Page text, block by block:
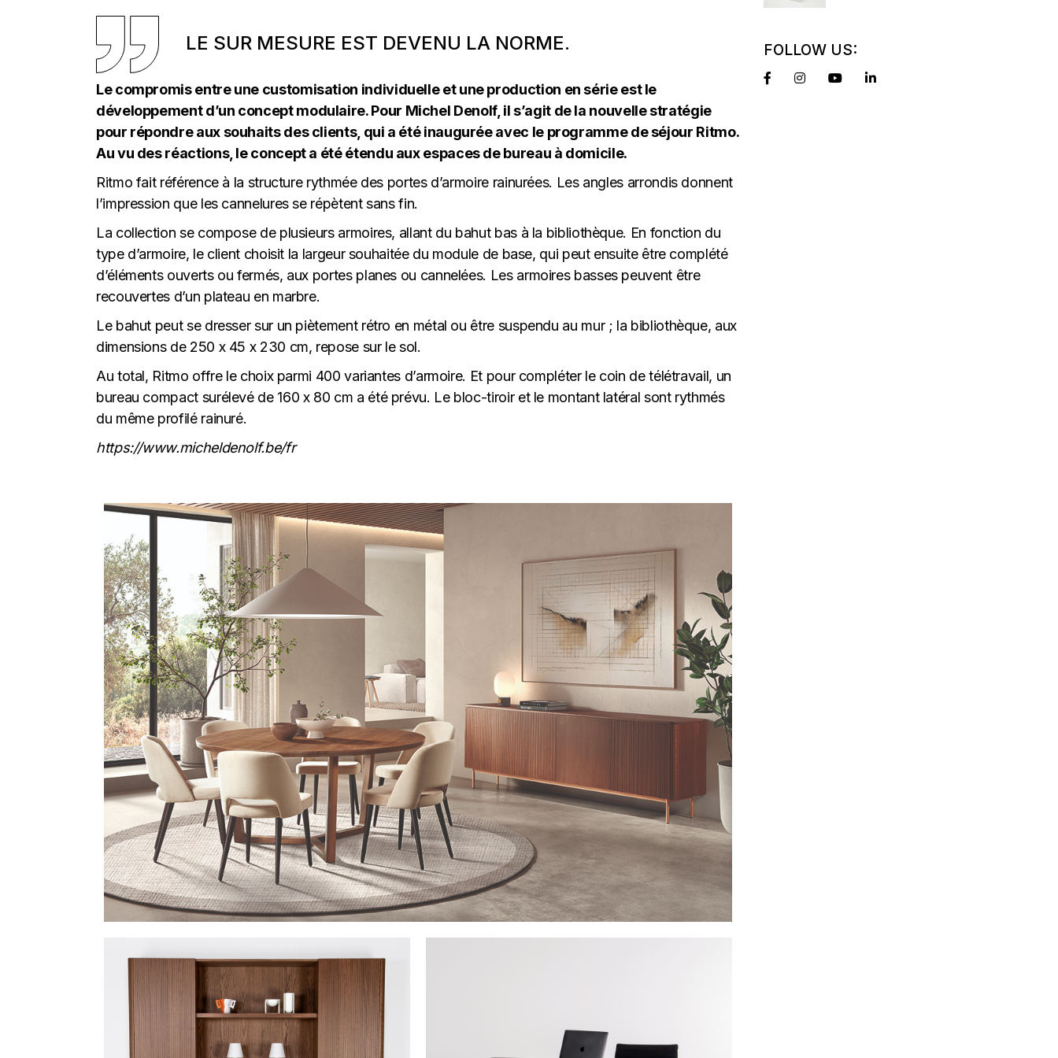
LE SUR MESURE EST DEVENU LA NORME.
Le compromis entre une customisation individuelle et une production en série est le
développement d’un concept modulaire. Pour Michel Denolf, il s’agit de la nouvelle stratégie
pour répondre aux souhaits des clients, qui a été inaugurée avec le programme de séjour Ritmo.
Au vu des réactions, le concept a été étendu aux espaces de bureau à domicile.
Ritmo fait référence à la structure rythmée des portes d’armoire rainurées. Les angles arrondis donnent
l’impression que les cannelures se répètent sans fin.
La collection se compose de plusieurs armoires, allant du bahut bas à la bibliothèque. En fonction du
type d’armoire, le client choisit la largeur souhaitée du module de base, qui peut ensuite être complété
d’éléments ouverts ou fermés, aux portes planes ou cannelées. Les armoires basses peuvent être
recouvertes d’un plateau en marbre.
Le bahut peut se dresser sur un piètement rétro en métal ou être suspendu au mur ; la bibliothèque, aux
dimensions de 250 x 45 x 230 cm, repose sur le sol.
Au total, Ritmo offre le choix parmi 400 variantes d’armoire. Et pour compléter le coin de télétravail, un
bureau compact surélevé de 160 x 80 cm a été prévu. Le bloc-tiroir et le montant latéral sont rythmés
du même profilé rainuré.
https://www.micheldenolf.be/fr
FOLLOW US: